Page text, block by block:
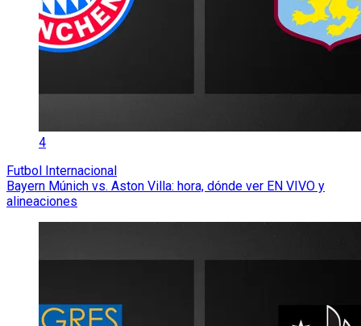
4
Futbol Internacional
Bayern Múnich vs. Aston Villa: hora, dónde ver EN VIVO y
alineaciones